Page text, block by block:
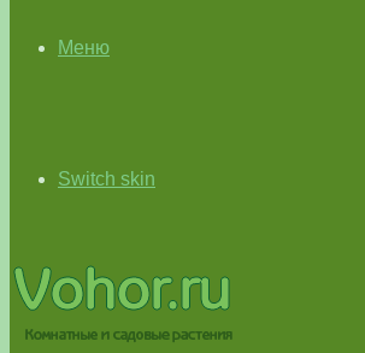
Меню
Switch skin